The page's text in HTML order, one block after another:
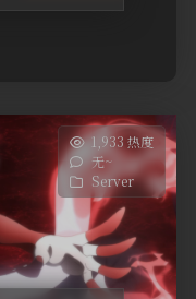
1,933 热度
无~
Server